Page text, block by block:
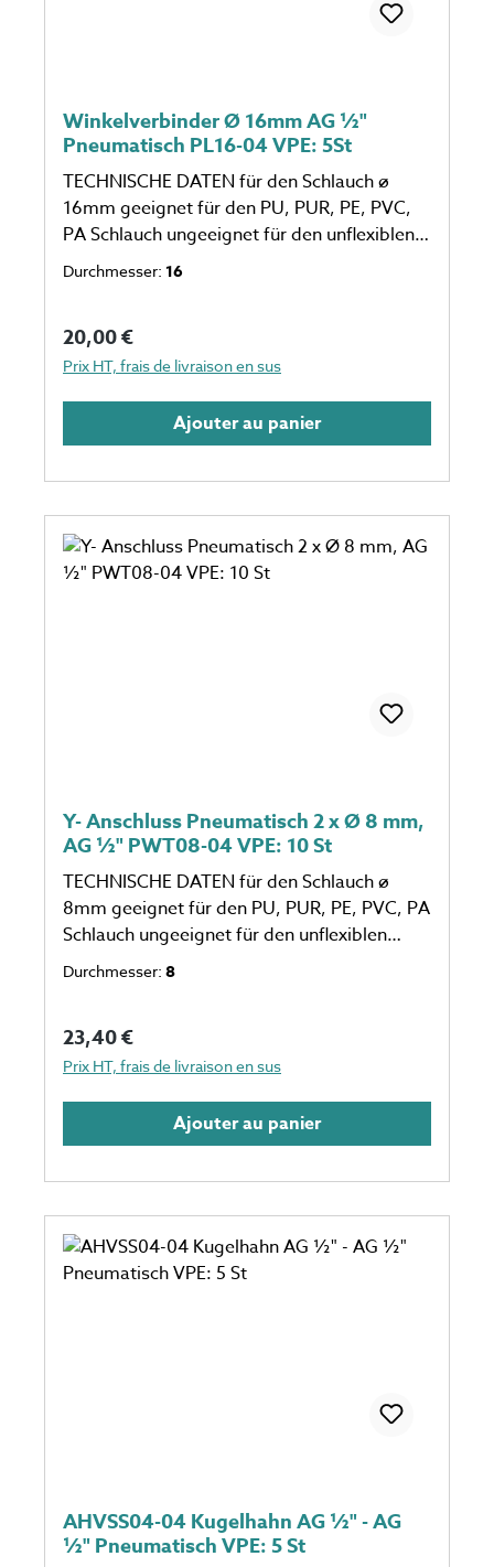
Winkelverbinder Ø 16mm AG ½"
Pneumatisch PL16-04 VPE: 5St
TECHNISCHE DATEN für den Schlauch ø
16mm geeignet für den PU, PUR, PE, PVC,
PA Schlauch ungeeignet für den unflexiblen
Schlauch eine Verpackungseinheit einspricht
Durchmesser: 16
Prix régulier :
20,00 €
Prix HT, frais de livraison en sus
Ajouter au panier
Y- Anschluss Pneumatisch 2 x Ø 8 mm,
AG ½" PWT08-04 VPE: 10 St
TECHNISCHE DATEN für den Schlauch ø
8mm geeignet für den PU, PUR, PE, PVC, PA
Schlauch ungeeignet für den unflexiblen
Schlauch eine Verpackungseinheit einspricht
Durchmesser: 8
Prix régulier :
23,40 €
Prix HT, frais de livraison en sus
Ajouter au panier
AHVSS04-04 Kugelhahn AG ½" - AG
½" Pneumatisch VPE: 5 St